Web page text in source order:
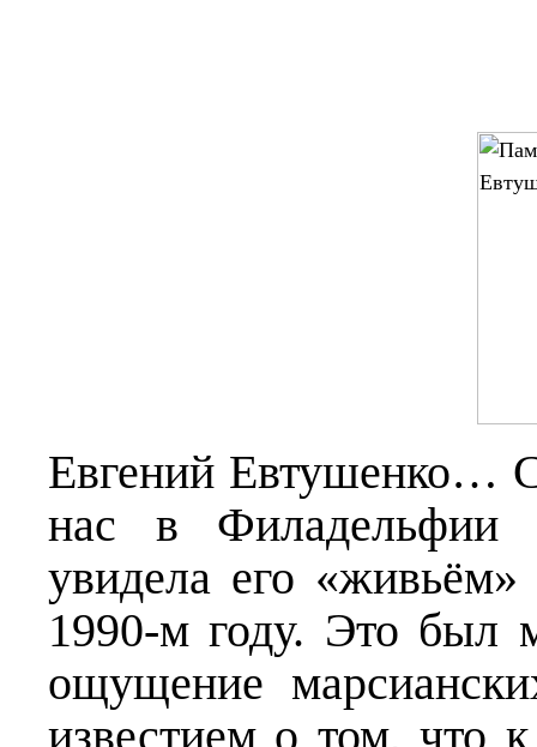
Евгений Евтушенко…
нас в
увидела его «живьём»
1990-м году. Это был
ощущение
известием о том, что